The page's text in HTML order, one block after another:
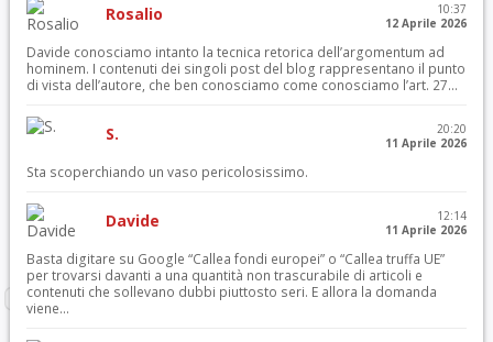
Rosalio
10:37
12 Aprile 2026
Davide conosciamo intanto la tecnica retorica dell’argomentum ad
hominem. I contenuti dei singoli post del blog rappresentano il punto
di vista dell’autore, che ben conosciamo come conosciamo l’art. 27...
S.
20:20
11 Aprile 2026
Sta scoperchiando un vaso pericolosissimo.
Davide
12:14
11 Aprile 2026
Basta digitare su Google “Callea fondi europei” o “Callea truffa UE”
per trovarsi davanti a una quantità non trascurabile di articoli e
contenuti che sollevano dubbi piuttosto seri. E allora la domanda
viene...